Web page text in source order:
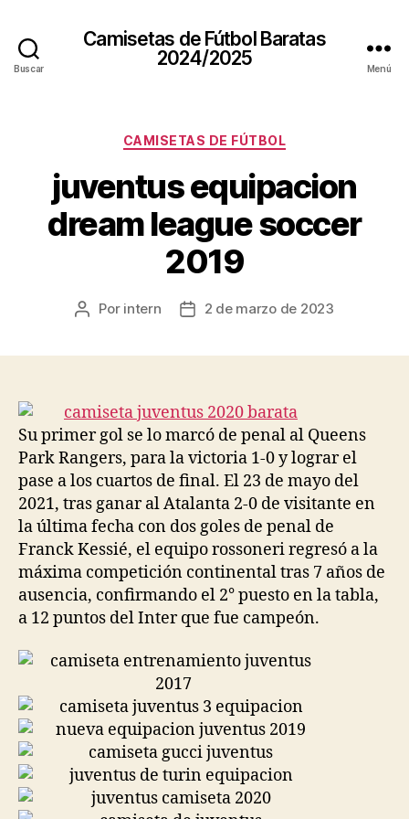
Buscar
Camisetas de Fútbol Baratas
2024/2025
Menú
Categorías
CAMISETAS DE FÚTBOL
juventus equipacion
dream league soccer
2019
Autor
Por intern
Fecha2 de marzo de 2023
Su primer gol se lo marcó de penal al Queens
Park Rangers, para la victoria 1-0 y lograr el
pase a los cuartos de final. El 23 de mayo del
2021, tras ganar al Atalanta 2-0 de visitante en
la última fecha con dos goles de penal de
Franck Kessié, el equipo rossoneri regresó a la
máxima competición continental tras 7 años de
ausencia, confirmando el 2° puesto en la tabla,
a 12 puntos del Inter que fue campeón.